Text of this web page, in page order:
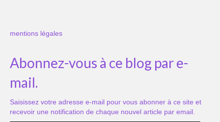
mentions légales
Abonnez-vous à ce blog par e-
mail.
Saisissez votre adresse e-mail pour vous abonner à ce site et
recevoir une notification de chaque nouvel article par email.